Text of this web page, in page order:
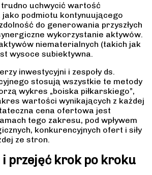
trudno uchwycić wartość
podmiotu kontynuującego
do generowania przyszłych
wykorzystanie aktywów.
niematerialnych (takich jak
wysoce subiektywna.
inwestycyjni i zespoły ds.
stosują wszystkie te metody
wykres „boiska piłkarskiego”,
wartości wynikających z każdej
cena ofertowa jest
tego zakresu, pod wpływem
konkurencyjnych ofert i siły
ze stron.
i przejęć krok po kroku